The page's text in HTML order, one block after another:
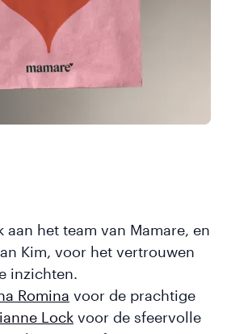
aan het team van Mamare, en
Kim, voor het vertrouwen
inzichten.
Romina voor de prachtige
Lock voor de sfeervolle